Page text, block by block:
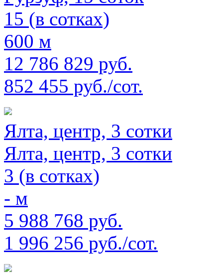
15 (в сотках)
600 м
12 786 829 руб.
852 455 руб./сот.
Ялта, центр, 3 сотки
Ялта, центр, 3 сотки
3 (в сотках)
- м
5 988 768 руб.
1 996 256 руб./сот.